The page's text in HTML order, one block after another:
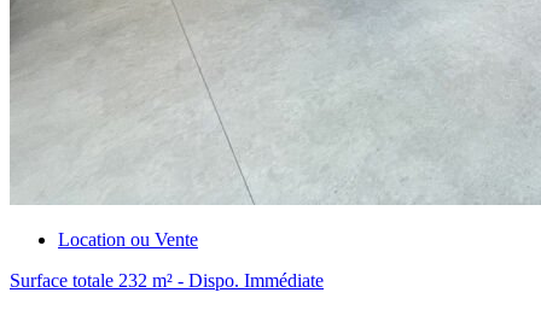
Location ou Vente
Surface totale 232 m² - Dispo. Immédiate